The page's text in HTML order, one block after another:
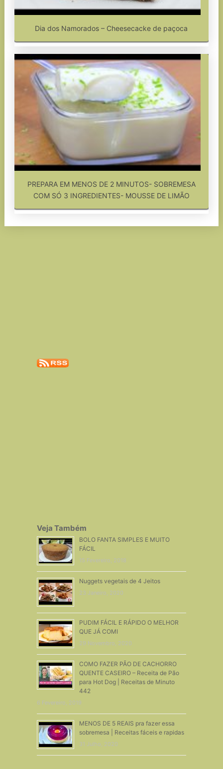
Dia dos Namorados – Cheesecacke de paçoca
PREPARA EM MENOS DE 2 MINUTOS- SOBREMESA
COM SÓ 3 INGREDIENTES- MOUSSE DE LIMÃO
Veja Também
BOLO FANTA SIMPLES E MUITO
FÁCIL
15 Fevereiro, 2018
Nuggets vegetais de 4 Jeitos
23 Janeiro, 2020
PUDIM FÁCIL E RÁPIDO O MELHOR
QUE JÁ COMI
29 Novembro, 2020
COMO FAZER PÃO DE CACHORRO
QUENTE CASEIRO – Receita de Pão
para Hot Dog | Receitas de Minuto
442
6 Fevereiro, 2019
MENOS DE 5 REAIS pra fazer essa
sobremesa | Receitas fáceis e rapidas
31 Julho, 2020